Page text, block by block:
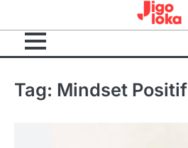
content
Tag: Mindset Positif